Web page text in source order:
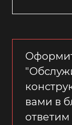
вами в